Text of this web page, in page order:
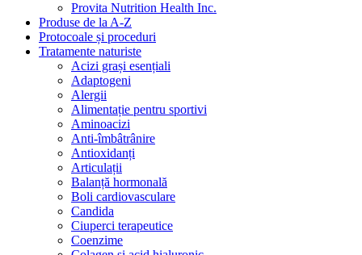
Provita Nutrition Health Inc.
Produse de la A-Z
Protocoale și proceduri
Tratamente naturiste
Acizi grași esențiali
Adaptogeni
Alergii
Alimentație pentru sportivi
Aminoacizi
Anti-îmbâtrânire
Antioxidanți
Articulații
Balanță hormonală
Boli cardiovasculare
Candida
Ciuperci terapeutice
Coenzime